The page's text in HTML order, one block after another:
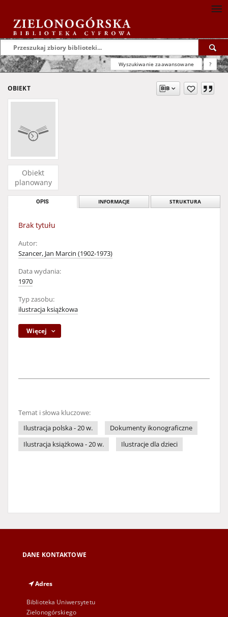
Wyszukiwanie zaawansowane ?
OBIEKT
Obiekt
planowany
OPIS INFORMACJE STRUKTURA
Brak tytułu
Autor:
Szancer, Jan Marcin (1902-1973)
Data wydania:
1970
Typ zasobu:
ilustracja książkowa
Więcej
Temat i słowa kluczowe:
Ilustracja polska - 20 w.
Dokumenty ikonograficzne
Ilustracja książkowa - 20 w.
Ilustracje dla dzieci
DANE KONTAKTOWE
Adres
Biblioteka Uniwersytetu
Zielonogórskiego